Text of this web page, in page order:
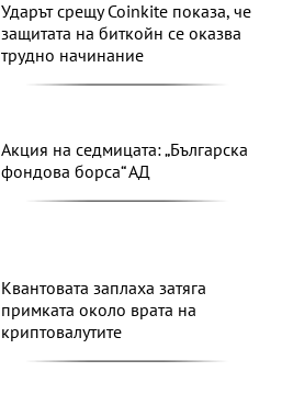
Ударът срещу Coinkite показа, че
защитата на биткойн се оказва
трудно начинание
Акция на седмицата: „Българска
фондова борса“ АД
Квантовата заплаха затяга
примката около врата на
криптовалутите